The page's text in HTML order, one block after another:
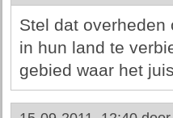
Stel dat overheden
in hun land te
gebied waar het